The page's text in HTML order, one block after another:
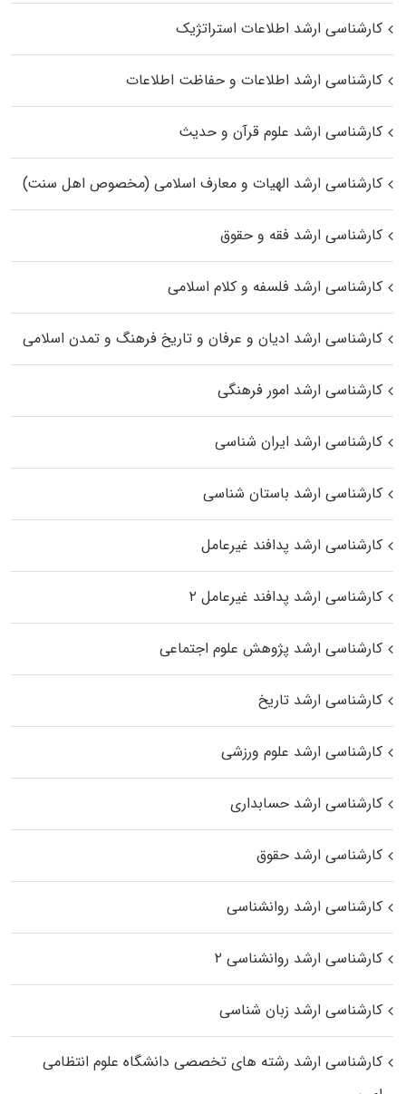
کارشناسی ارشد اطلاعات استراتژیک
کارشناسی ارشد اطلاعات و حفاظت اطلاعات
کارشناسی ارشد علوم قرآن و حدیث
کارشناسی ارشد الهیات و معارف اسلامی (مخصوص اهل سنت)
کارشناسی ارشد فقه و حقوق
کارشناسی ارشد فلسفه و کلام اسلامی
کارشناسی ارشد ادیان و عرفان و تاریخ فرهنگ و تمدن اسلامی
کارشناسی ارشد امور فرهنگی
کارشناسی ارشد ایران شناسی
کارشناسی ارشد باستان شناسی
کارشناسی ارشد پدافند غیرعامل
کارشناسی ارشد پدافند غیرعامل ۲
کارشناسی ارشد پژوهش علوم اجتماعی
کارشناسی ارشد تاریخ
کارشناسی ارشد علوم ورزشی
کارشناسی ارشد حسابداری
کارشناسی ارشد حقوق
کارشناسی ارشد روانشناسی
کارشناسی ارشد روانشناسی ۲
کارشناسی ارشد زبان شناسی
کارشناسی ارشد رﺷﺘﻪ ﻫﺎی تخصصی داﻧﺸﮕﺎه ﻋﻠﻮم انتظامی